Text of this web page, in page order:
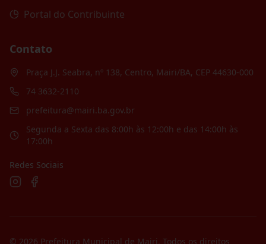
Portal do Contribuinte
Contato
Praça J.J. Seabra, nº 138, Centro, Mairi/BA, CEP 44630-000
74 3632-2110
prefeitura@mairi.ba.gov.br
Segunda a Sexta das 8:00h às 12:00h e das 14:00h às
17:00h
Redes Sociais
© 2026 Prefeitura Municipal de Mairi. Todos os direitos